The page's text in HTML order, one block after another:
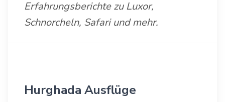
Erfahrungsberichte zu Luxor,
Schnorcheln, Safari und mehr.
Hurghada Ausflüge